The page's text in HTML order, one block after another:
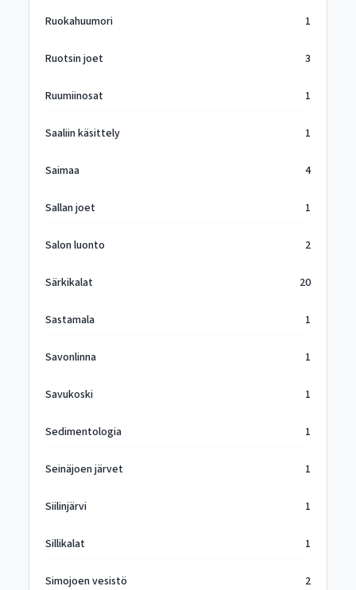
Ruokahuumori 1
Ruotsin joet 3
Ruumiinosat 1
Saaliin käsittely 1
Saimaa 4
Sallan joet 1
Salon luonto 2
Särkikalat 20
Sastamala 1
Savonlinna 1
Savukoski 1
Sedimentologia 1
Seinäjoen järvet 1
Siilinjärvi 1
Sillikalat 1
Simojoen vesistö 2